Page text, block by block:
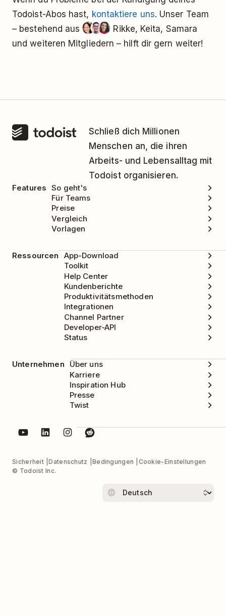
Todoist-Konto weiterhin für alle deine Projekte
und Aufgaben verwenden.
Melde dichüber einen Browserin deinem
SeiteAbonnement
Team verlassen.
Todoist-Abos hast, kontaktiere uns. Unser Team
– bestehend aus
Rikke, Keita, Samara
und weiteren Mitgliedern – hilft dir gern weiter!
Schließ dich Millionen
Menschen an, die ihren
Arbeits- und Lebensalltag mit
Todoist organisieren.
Features So geht's
Für Teams
Preise
Vergleich
Vorlagen
Ressourcen
App-Download
Toolkit
Help Center
Kundenberichte
Produktivitätsmethoden
Integrationen
Channel Partner
Developer-API
Status
Unternehmen
Über uns
Karriere
Inspiration Hub
Presse
Twist
Sicherheit Datenschutz Bedingungen
Cookie-Einstellungen
© Todoist Inc.